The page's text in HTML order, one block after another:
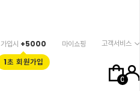
0
가입시 +5000
1초 회원가입
마이쇼핑 고객서비스